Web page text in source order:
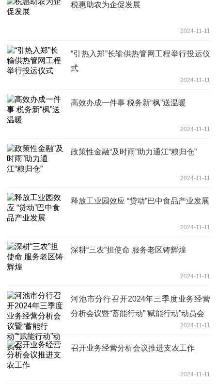
税惠助农为企促发展
2024-11-11
“引热入郑”长输供热管网工程举行投运仪
式
2024-11-11
高效办成一件事 税务新“枫”送温暖
2024-11-11
政策性金融“及时雨”助力通江“粮归仓”
2024-11-11
释放工业园效应 “贷动”巴中食品产业发展
2024-11-11
深耕“三农”担使命 服务老区铸辉煌
2024-11-11
河池市分行召开2024年三季度业务经营
分析会议暨“蓄能行动”“赋能行动”动员会
2024-11-11
召开业务经营分析会议推进支农工作
2024-11-11